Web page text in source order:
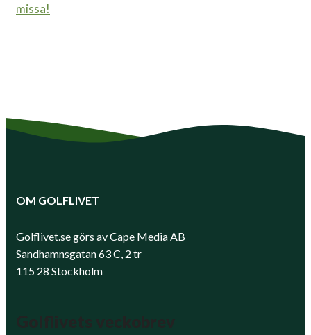
missa!
OM GOLFLIVET
Golflivet.se görs av Cape Media AB
Sandhamnsgatan 63 C, 2 tr
115 28 Stockholm